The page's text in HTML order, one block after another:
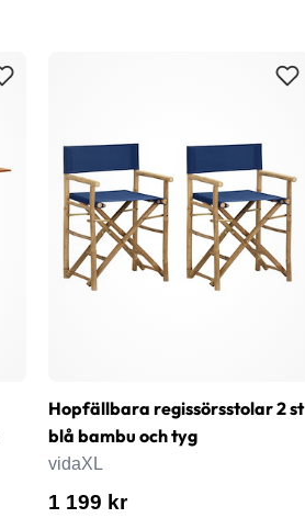
Hopfällbara regissörsstolar 2 st
blå bambu och tyg
vidaXL
1 199 kr